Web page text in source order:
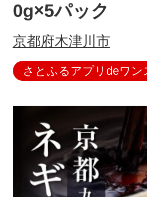
0g×5パック
京都府木津川市
さとふるアプリdeワ